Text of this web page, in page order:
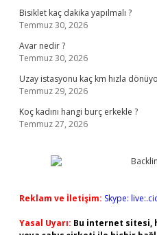
Bisiklet kaç dakika yapılmalı ?
Temmuz 30, 2026
Avar nedir ?
Temmuz 30, 2026
Uzay istasyonu kaç km hızla
Temmuz 29, 2026
Koç kadını hangi burç erkekle ?
Temmuz 27, 2026
Reklam ve İletişim: Skype:
Yasal Uyarı: Bu internet sitesi,